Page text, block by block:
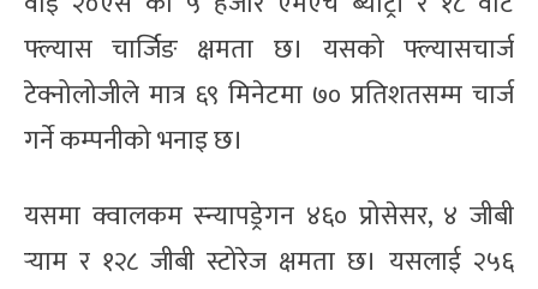
फ्ल्यास चार्जिङ क्षमता छ। यसको फ्ल्यासचार्ज
टेक्नोलोजीले मात्र ६९ मिनेटमा ७० प्रतिशतसम्म चार्ज
गर्ने कम्पनीको भनाइ छ।
यसमा क्वालकम स्न्यापड्रेगन ४६० प्रोसेसर, ४ जीबी
र्‍याम र १२८ जीबी स्टोरेज क्षमता छ। यसलाई २५६